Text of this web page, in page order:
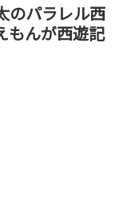
のパラレル西
もんが西遊記